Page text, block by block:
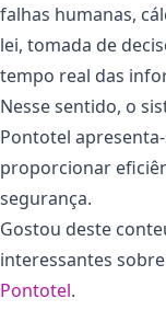
falhas humanas,
lei, tomada de
tempo real das
Nesse sentido, o
Pontotel
proporcionar
segurança.
Gostou deste
interessantes
Pontotel.